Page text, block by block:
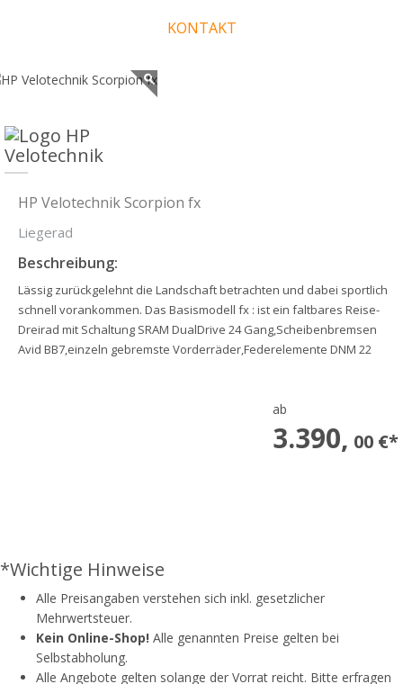
KONTAKT
HP Velotechnik Scorpion fx
Liegerad
Beschreibung:
Lässig zurückgelehnt die Landschaft betrachten und dabei sportlich
schnell vorankommen. Das Basismodell fx : ist ein faltbares Reise-
Dreirad mit Schaltung SRAM DualDrive 24 Gang,Scheibenbremsen
Avid BB7,einzeln gebremste Vorderräder,Federelemente DNM 22
ab
3.390, 00 €*
*Wichtige Hinweise
Alle Preisangaben verstehen sich inkl. gesetzlicher
Mehrwertsteuer.
Kein Online-Shop! Alle genannten Preise gelten bei
Selbstabholung.
Alle Angebote gelten solange der Vorrat reicht. Bitte erfragen